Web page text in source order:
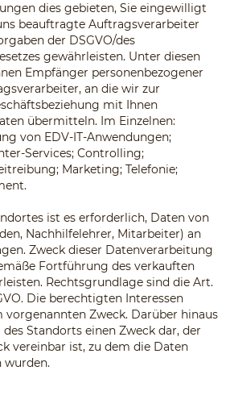
dies gebieten, Sie eingewilligt
beauftragte Auftragsverarbeiter
der DSGVO/des
gewährleisten. Unter diesen
Empfänger personenbezogener
an die wir zur
mit Ihnen
übermitteln. Im Einzelnen:
von EDV-IT-Anwendungen;
Services; Controlling;
Marketing; Telefonie;
ist es erforderlich, Daten von
Nachhilfelehrer, Mitarbeiter) an
Zweck dieser Datenverarbeitung
Fortführung des verkauften
Rechtsgrundlage sind die Art.
Die berechtigten Interessen
vorgenannten Zweck. Darüber hinaus
Standorts einen Zweck dar, der
vereinbar ist, zu dem die Daten
wurden.